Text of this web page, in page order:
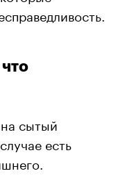
сытый
есть